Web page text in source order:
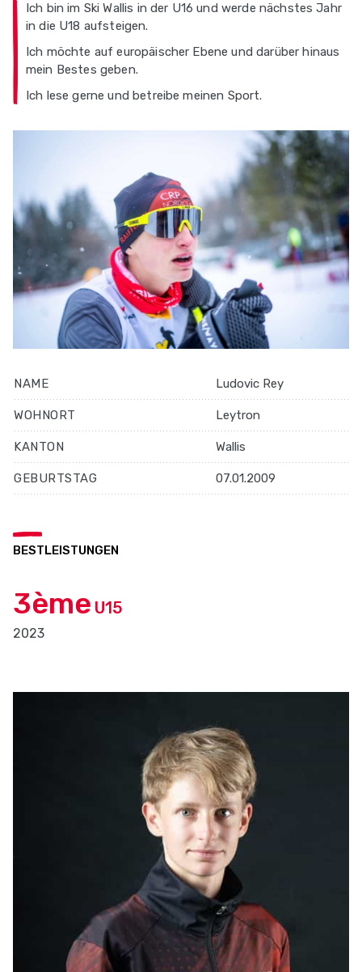
Ich bin im Ski Wallis in der U16 und werde nächstes Jahr
in die U18 aufsteigen.
Ich möchte auf europäischer Ebene und darüber hinaus
mein Bestes geben.
Ich lese gerne und betreibe meinen Sport.
NAME Ludovic Rey
WOHNORT Leytron
KANTON Wallis
GEBURTSTAG 07.01.2009
BESTLEISTUNGEN
3ème U15
2023